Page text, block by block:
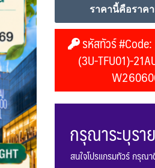
ราคานี้คือราค
รหัสทัวร์
(3U-TFU01)-
กรุณาระบุรา
สนใจโปรแกรมทัวร์ กรุณ